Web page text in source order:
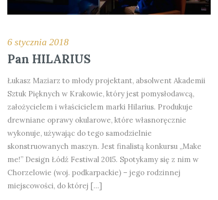
6 stycznia 2018
Pan HILARIUS
Łukasz Maziarz to młody projektant, absolwent Akademii
Sztuk Pięknych w Krakowie, który jest pomysłodawcą,
założycielem i właścicielem marki Hilarius. Produkuje
drewniane oprawy okularowe, które własnoręcznie
wykonuje, używając do tego samodzielnie
skonstruowanych maszyn. Jest finalistą konkursu „Make
me!” Design Łódź Festiwal 2015. Spotykamy się z nim w
Chorzelowie (woj. podkarpackie) – jego rodzinnej
miejscowości, do której […]